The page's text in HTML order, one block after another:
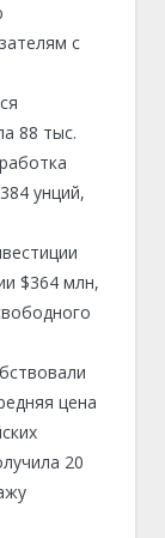
с
88 тыс.
унций,
$364 млн,
цена
20